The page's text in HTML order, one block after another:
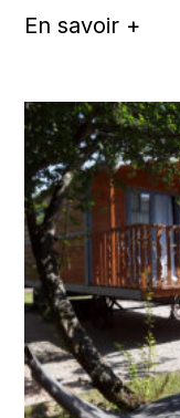
En savoir +